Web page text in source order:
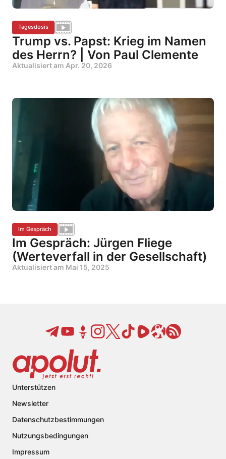
Tagesdosis
Trump vs. Papst: Krieg im Namen
des Herrn? | Von Paul Clemente
Aktualisiert am Apr. 20, 2026
Im Gespräch
Im Gespräch: Jürgen Fliege
(Werteverfall in der Gesellschaft)
Aktualisiert am Mai 15, 2025
Unterstützen
Newsletter
Datenschutzbestimmungen
Nutzungsbedingungen
Impressum